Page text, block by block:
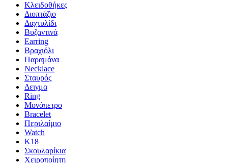
Κλειδοθήκες
Διοπτάζιο
Δαχτυλίδι
Βυζαντινά
Earring
Βραχιόλι
Παραμάνα
Necklace
Σταυρός
Δειγμα
Ring
Μονόπετρο
Bracelet
Περιλαίμιο
Watch
K18
Σκουλαρίκια
Χειροποίητη